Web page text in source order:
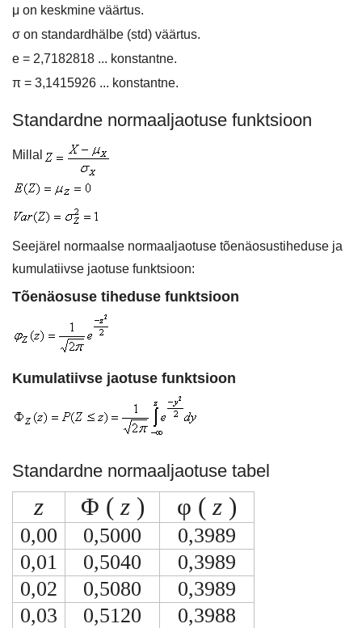
μ on keskmine väärtus.
σ on standardhälbe (std) väärtus.
e = 2,7182818 ... konstantne.
π = 3,1415926 ... konstantne.
Standardne normaaljaotuse funktsioon
Millal
Seejärel normaalse normaaljaotuse tõenäosustiheduse ja
kumulatiivse jaotuse funktsioon:
Tõenäosuse tiheduse funktsioon
Kumulatiivse jaotuse funktsioon
Standardne normaaljaotuse tabel
z Φ (z) φ (z )
0,00 0,5000
0,3989
0,01
0,5040
0,3989
0,02
0,5080
0,3989
0,03
0,5120
0,3988